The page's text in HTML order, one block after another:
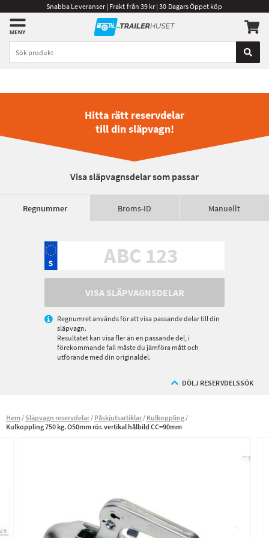
Snabba Leveranser | Frakt från 39 kr | 30 Dagars Öppet köp
Hitta rätt reservdelar
till din släpvagn!
Visa släpvagnsdelar som passar
Regnummer Broms-ID Manuellt
VISA SLÄPVAGNSDELAR
Regnumret används för att visa passande delar till din
släpvagn.
Resultatet kan visa fler än en passande del, i
förekommande fall måste du jämföra mått och
utförande med din originaldel.
DÖLJ RESERVDELSSÖK
Hem Släpvagn reservdelar Påskjutsartiklar Kulkoppling
Kulkoppling 750 kg. O50mm rör. vertikal hålbild CC=90mm